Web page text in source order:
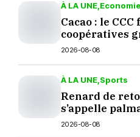
À LA UNE
Cacao : le
coopératives
2026-08-08
À LA UNE Sports
Renard de
s’appelle
2026-08-08